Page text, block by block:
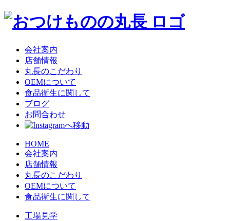
会社案内
店舗情報
丸長のこだわり
OEMについて
食品衛生に関して
ブログ
お問合わせ
HOME
会社案内
店舗情報
丸長のこだわり
OEMについて
食品衛生に関して
工場見学